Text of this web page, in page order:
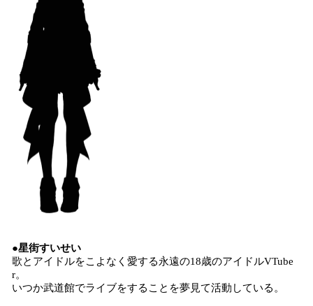
●星街すいせい
歌とアイドルをこよなく愛する永遠の18歳のアイドルVTube
r。
いつか武道館でライブをすることを夢見て活動している。